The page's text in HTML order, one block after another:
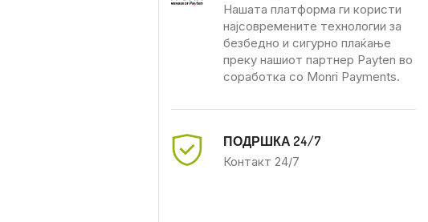
Нашата платформа ги користи
најсовремените технологии за
безбедно и сигурно плаќање
преку нашиот партнер Payten во
соработка со Monri Payments.
ПОДРШКА 24/7
Контакт 24/7